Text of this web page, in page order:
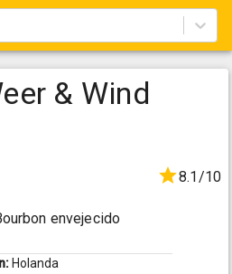
& Wind
8.1/10
envejecido
Holanda